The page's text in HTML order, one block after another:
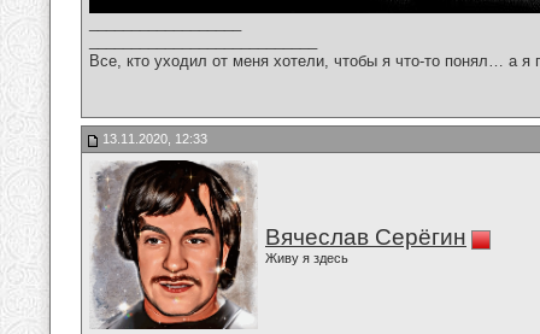
Все, кто уходил от меня хотели, чтобы я что-то понял… а
13.11.2020, 12:33
Вячеслав Серёгин
Живу я здесь